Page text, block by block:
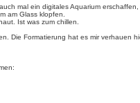
mal ein digitales Aquarium
am Glass klopfen.
Ist was zum chillen.
Die Formatierung hat es mir verhauen